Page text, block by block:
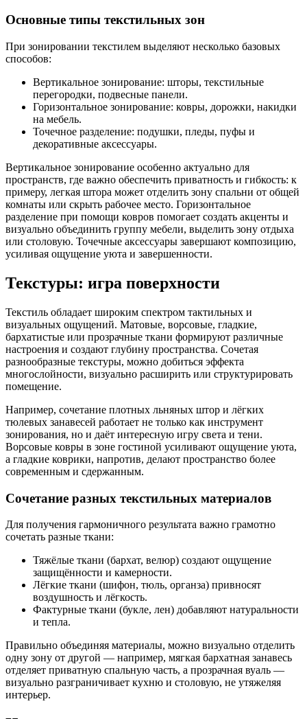
Основные типы текстильных зон
При зонировании текстилем выделяют несколько базовых
способов:
Вертикальное зонирование: шторы, текстильные
перегородки, подвесные панели.
Горизонтальное зонирование: ковры, дорожки, накидки
на мебель.
Точечное разделение: подушки, пледы, пуфы и
декоративные аксессуары.
Вертикальное зонирование особенно актуально для
пространств, где важно обеспечить приватность и гибкость: к
примеру, легкая штора может отделить зону спальни от общей
комнаты или скрыть рабочее место. Горизонтальное
разделение при помощи ковров помогает создать акценты и
визуально объединить группу мебели, выделить зону отдыха
или столовую. Точечные аксессуары завершают композицию,
усиливая ощущение уюта и завершенности.
Текстуры: игра поверхности
Текстиль обладает широким спектром тактильных и
визуальных ощущений. Матовые, ворсовые, гладкие,
бархатистые или прозрачные ткани формируют различные
настроения и создают глубину пространства. Сочетая
разнообразные текстуры, можно добиться эффекта
многослойности, визуально расширить или структурировать
помещение.
Например, сочетание плотных льняных штор и лёгких
тюлевых занавесей работает не только как инструмент
зонирования, но и даёт интересную игру света и тени.
Ворсовые ковры в зоне гостиной усиливают ощущение уюта,
а гладкие коврики, напротив, делают пространство более
современным и сдержанным.
Сочетание разных текстильных материалов
Для получения гармоничного результата важно грамотно
сочетать разные ткани:
Тяжёлые ткани (бархат, велюр) создают ощущение
защищённости и камерности.
Лёгкие ткани (шифон, тюль, органза) привносят
воздушность и лёгкость.
Фактурные ткани (букле, лен) добавляют натуральности
и тепла.
Правильно объединяя материалы, можно визуально отделить
одну зону от другой — например, мягкая бархатная занавесь
отделяет приватную спальную часть, а прозрачная вуаль —
визуально разграничивает кухню и столовую, не утяжеляя
интерьер.